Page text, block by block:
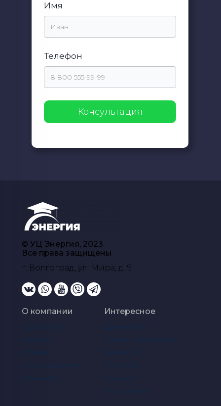
Имя
Телефон
© УЦ Энергия, 2023
Все права защищены
г. Волгоград, ул. Мира, д. 9
Интересное
Документы
Ответы на вопросы
Вакансии
Политика
Лицензия
Карта сайта
О компании
УЦ Энергия
Новости
Отзывы
Преподаватели
Реквизиты